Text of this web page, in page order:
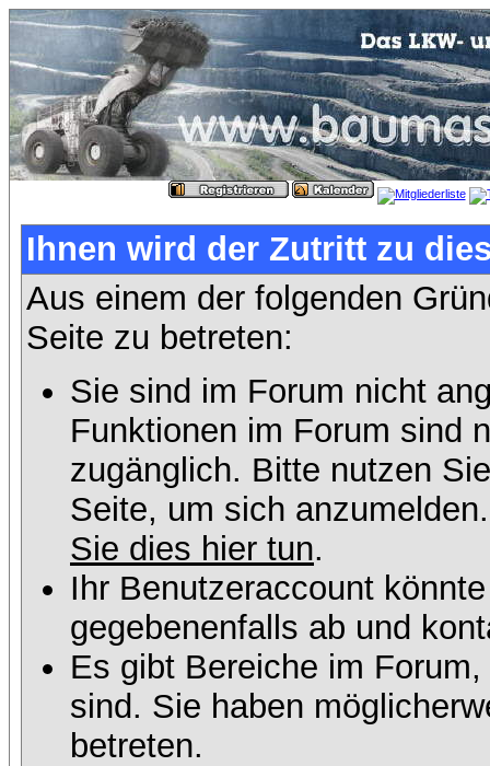
Ihnen wird der Zutritt zu
Aus einem der folgenden
Seite zu betreten:
Sie sind im Forum nicht
Funktionen im Forum sind
zugänglich. Bitte nutzen
Seite, um sich
Sie dies hier tun.
Ihr Benutzeraccount
gegebenenfalls ab und
Es gibt Bereiche im
sind. Sie haben
betreten.